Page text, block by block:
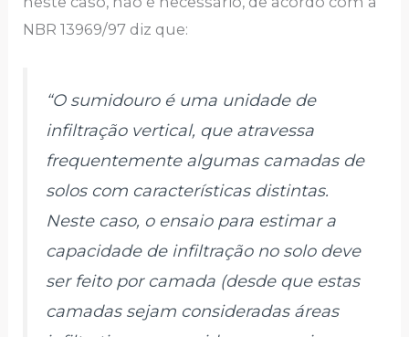
NBR 13969/97 diz que:
“O sumidouro é uma unidade de
infiltração vertical, que atravessa
frequentemente algumas camadas de
solos com características distintas.
Neste caso, o ensaio para estimar a
capacidade de infiltração no solo deve
ser feito por camada (desde que estas
camadas sejam consideradas áreas